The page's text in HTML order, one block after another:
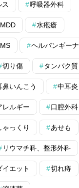
呼吸器外科
水疱瘡
ヘルパンギーナ
切り傷 タンパク質
鼻いんこう 中耳炎
レルギー 口腔外科
ゃっくり あせも
リウマチ科、整形外科
イエット 切れ痔